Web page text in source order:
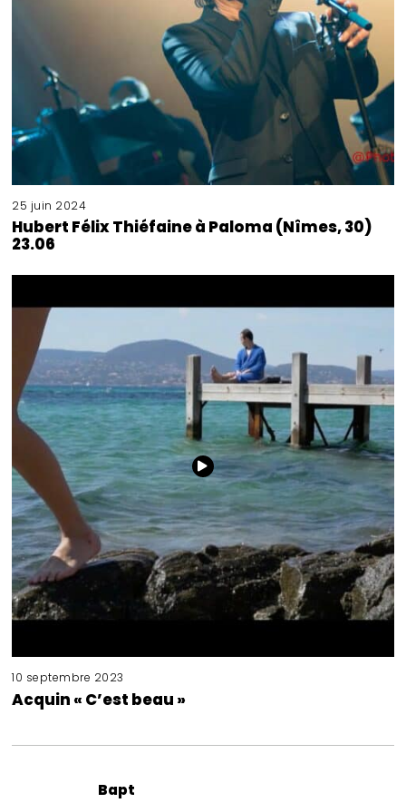
25 juin 2024
Hubert Félix Thiéfaine à Paloma (Nîmes, 30)
23.06
10 septembre 2023
Acquin « C’est beau »
Bapt